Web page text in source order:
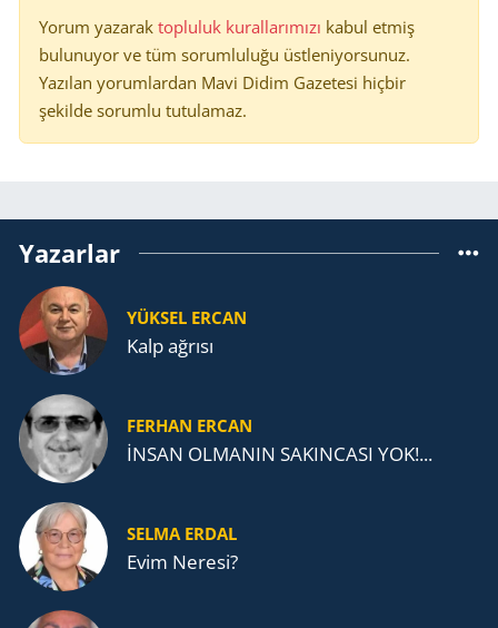
Yorum yazarak topluluk kurallarımızı kabul etmiş
bulunuyor ve tüm sorumluluğu üstleniyorsunuz.
Yazılan yorumlardan Mavi Didim Gazetesi hiçbir
şekilde sorumlu tutulamaz.
Yazarlar
YÜKSEL ERCAN
Kalp ağrısı
FERHAN ERCAN
İNSAN OLMANIN SAKINCASI YOK!...
SELMA ERDAL
Evim Neresi?